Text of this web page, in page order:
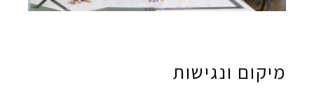
מיקום ונגישות